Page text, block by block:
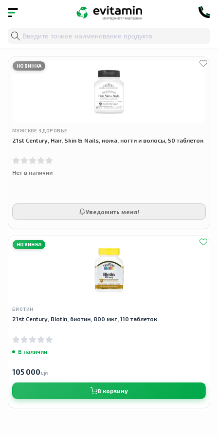
Главная » витамины для волос
НОВИНКА
МУЖСКОЕ ЗДОРОВЬЕ
21st Century, Hair, Skin & Nails, кожа, ногти и волосы, 50 таблеток
Нет в наличии
Уведомить меня!
НОВИНКА
БИОТИН
21st Century, Biotin, биотин, 800 мкг, 110 таблеток
В наличии
105 000сӯм
В корзину